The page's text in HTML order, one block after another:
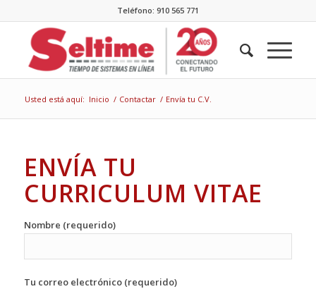
Teléfono: 910 565 771
Usted está aquí: Inicio / Contactar / Envía tu C.V.
ENVÍA TU
CURRICULUM VITAE
Nombre (requerido)
Tu correo electrónico (requerido)